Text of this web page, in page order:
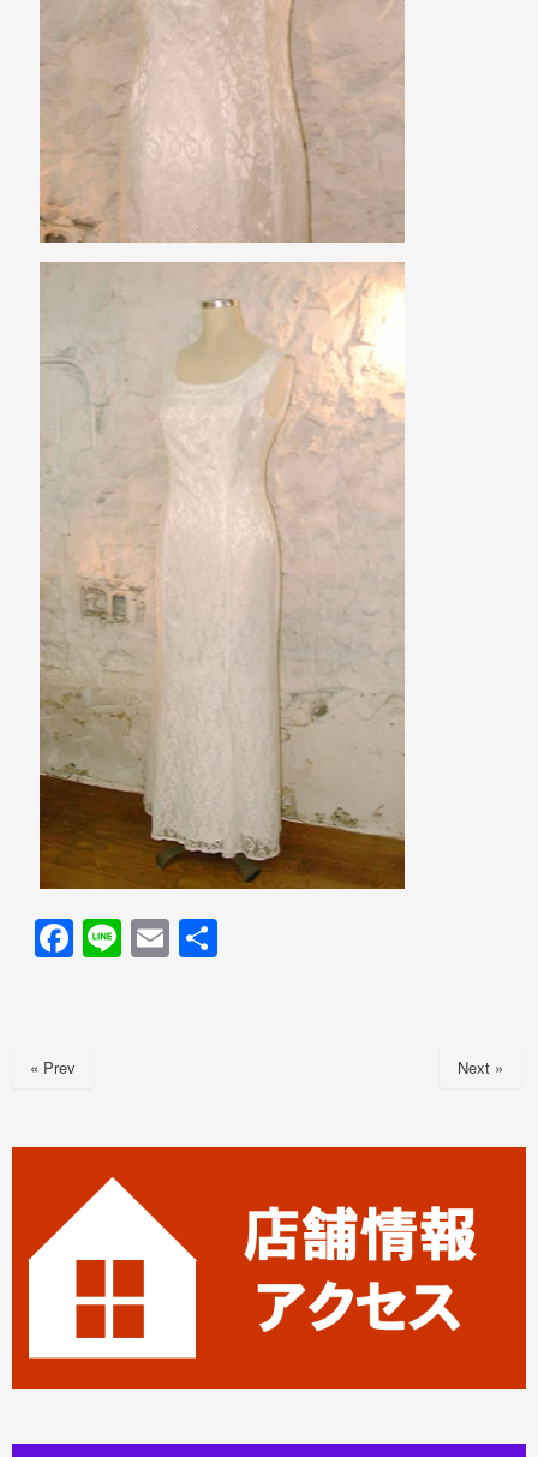
F
e
k
Li E
« Prev Next »